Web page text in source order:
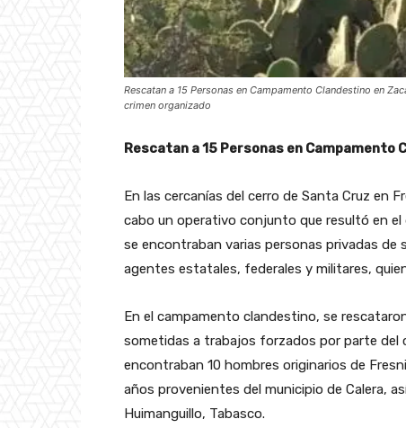
Rescatan a 15 Personas en Campamento Clandestino en
crimen organizado
Rescatan a 15 Personas en Campamento
En las cercanías del cerro de Santa Cruz en
cabo un operativo conjunto que resultó en
se encontraban varias personas privadas
agentes estatales, federales y militares,
En el campamento clandestino, se
sometidas a trabajos forzados por parte del
encontraban 10 hombres originarios de
años provenientes del municipio de Calera,
Huimanguillo, Tabasco.